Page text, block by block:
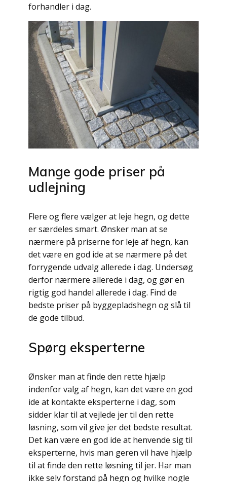
forhandler i dag.
Mange gode priser på
udlejning
Flere og flere vælger at leje hegn, og dette
er særdeles smart. Ønsker man at se
nærmere på priserne for leje af hegn, kan
det være en god ide at se nærmere på det
forrygende udvalg allerede i dag. Undersøg
derfor nærmere allerede i dag, og gør en
rigtig god handel allerede i dag. Find de
bedste priser på byggepladshegn og slå til
de gode tilbud.
Spørg eksperterne
Ønsker man at finde den rette hjælp
indenfor valg af hegn, kan det være en god
ide at kontakte eksperterne i dag, som
sidder klar til at vejlede jer til den rette
løsning, som vil give jer det bedste resultat.
Det kan være en god ide at henvende sig til
eksperterne, hvis man geren vil have hjælp
til at finde den rette løsning til jer. Har man
ikke selv forstand på hegn og hvilke nogle